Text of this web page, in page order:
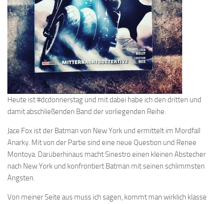
Heute ist #dcdonnerstag und mit dabei habe ich den dritten und
damit abschließenden Band der vorliegenden Reihe.
Jace Fox ist der Batman von New York und ermittelt im Mordfall
Anarky. Mit von der Partie sind eine neue Question und Renee
Montoya. Darüberhinaus macht Sinestro einen kleinen Abstecher
nach New York und konfrontiert Batman mit seinen schlimmsten
Ängsten.
Von meiner Seite aus muss ich sagen, kommt man wirklich klasse